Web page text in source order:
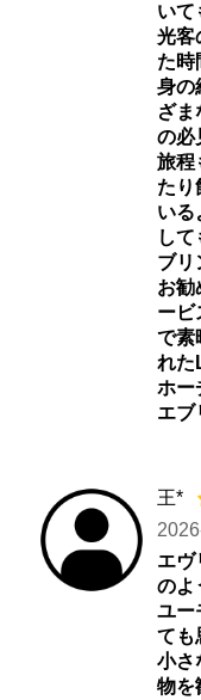
いて
光客
た時
身の
ざま
の必
旅程
たり
いる
し
ブリ
お勧
ービ
で素
れた
ホー
エブ
王*
エヴ
のよ
ユー
ても
小さ
物を